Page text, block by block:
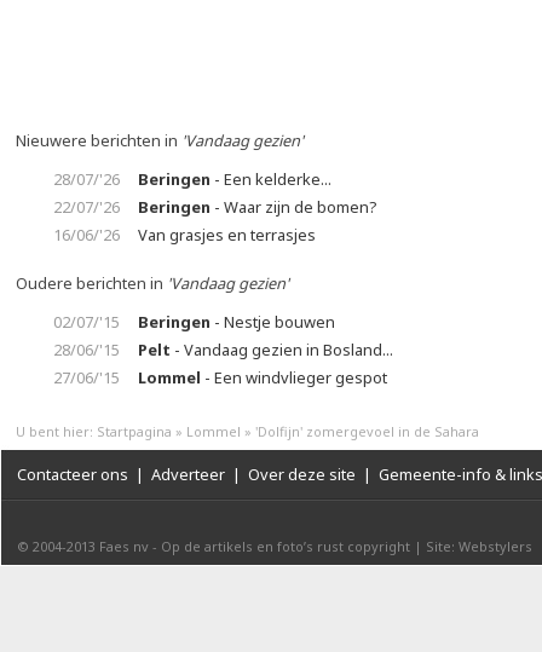
Nieuwere berichten in 'Vandaag gezien'
28/07/'26
Beringen - Een kelderke...
22/07/'26
Beringen - Waar zijn de bomen?
16/06/'26
Van grasjes en terrasjes
Oudere berichten in 'Vandaag gezien'
02/07/'15
Beringen - Nestje bouwen
28/06/'15
Pelt - Vandaag gezien in Bosland...
27/06/'15
Lommel - Een windvlieger gespot
U bent hier: Startpagina » Lommel » 'Dolfijn' zomergevoel in de Sahara
Contacteer ons | Adverteer | Over deze site | Gemeente-info & links
© 2004-2013 Faes nv - Op de artikels en foto’s rust copyright | Site: Webstylers